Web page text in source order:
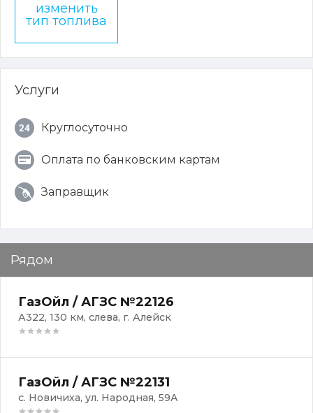
изменить
тип топлива
Услуги
Круглосуточно
Оплата по банковским картам
Заправщик
Рядом
ГазОйл / АГЗС №22126
А322, 130 км, слева, г. Алейск
ГазОйл / АГЗС №22131
с. Новичиха, ул. Народная, 59А